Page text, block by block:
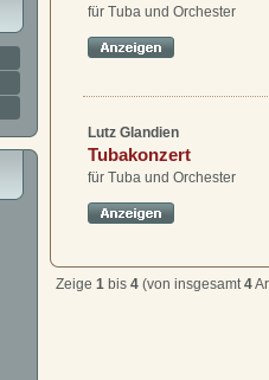
für Tuba und Orchester
Lutz Glandien
Tubakonzert
für Tuba und Orchester
Zeige 1 bis 4 (von insgesamt4